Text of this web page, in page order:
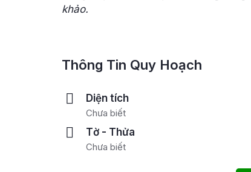
khảo.
Thông Tin Quy Hoạch
Diện tích
Chưa biết
Tờ - Thửa
Chưa biết